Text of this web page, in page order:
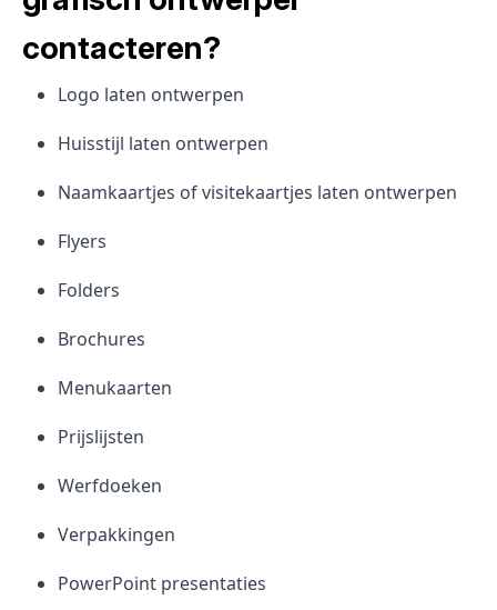
contacteren?
Logo laten ontwerpen
Huisstijl laten ontwerpen
Naamkaartjes of visitekaartjes laten ontwerpen
Flyers
Folders
Brochures
Menukaarten
Prijslijsten
Werfdoeken
Verpakkingen
PowerPoint presentaties